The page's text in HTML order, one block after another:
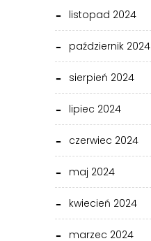
listopad 2024
październik 2024
sierpień 2024
lipiec 2024
czerwiec 2024
maj 2024
kwiecień 2024
marzec 2024